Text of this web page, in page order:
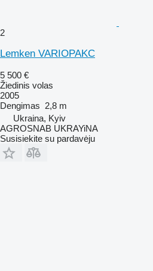
2
Lemken VARIOPAKC
5 500 €
Žiedinis volas
2005
Dengimas 2,8 m
Ukraina, Kyiv
AGROSNAB UKRAYiNA
Susisiekite su pardavėju